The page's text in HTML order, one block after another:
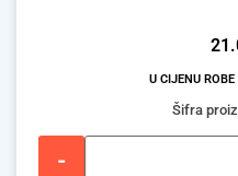
U CIJENU
Šifra
-